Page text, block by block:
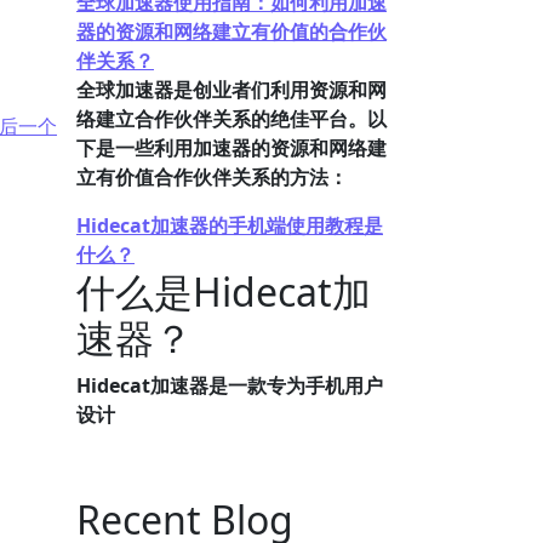
后一个
器的资源和网络建立有价值的合作伙
伴关系？
全球加速器是创业者们利用资源和网
络建立合作伙伴关系的绝佳平台。以
下是一些利用加速器的资源和网络建
立有价值合作伙伴关系的方法：
Hidecat加速器的手机端使用教程是
什么？
什么是Hidecat加
速器？
Hidecat加速器是一款专为手机用户
设计
Recent Blog